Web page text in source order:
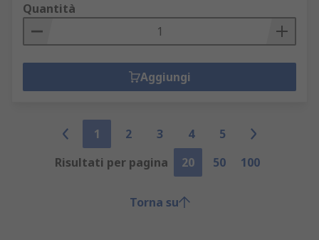
Quantità
Aggiungi
1 2 3 4
5
Risultati per pagina
20 50 100
Torna su